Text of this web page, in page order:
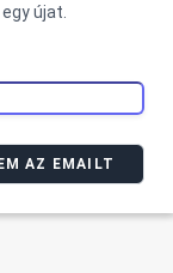
újat.
AZ EMAILT